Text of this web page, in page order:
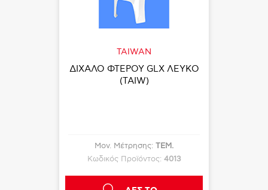
TAIWAN
ΔΙΧΑΛΟ ΦΤΕΡΟΥ GLX ΛΕΥΚΟ
(TAIW)
Μον. Μέτρησης: ΤΕΜ.
Κωδικός Προϊόντος: 4013